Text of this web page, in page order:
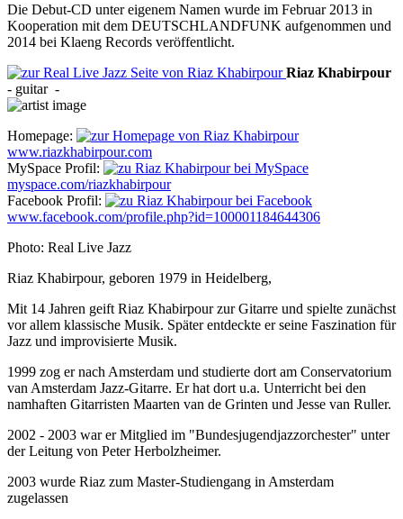
Die Debut-CD unter eigenem Namen wurde im Februar 2013 in
Kooperation mit dem DEUTSCHLANDFUNK aufgenommen und
2014 bei Klaeng Records veröffentlicht.
Riaz Khabirpour
- guitar -
Homepage:
www.riazkhabirpour.com
MySpace Profil:
myspace.com/riazkhabirpour
Facebook Profil:
www.facebook.com/profile.php?id=100001184644306
Photo: Real Live Jazz
Riaz Khabirpour, geboren 1979 in Heidelberg,
Mit 14 Jahren geift Riaz Khabirpour zur Gitarre und spielte zunächst
vor allem klassische Musik. Später entdeckte er seine Faszination für
Jazz und improvisierte Musik.
1999 zog er nach Amsterdam und studierte dort am Conservatorium
van Amsterdam Jazz-Gitarre. Er hat dort u.a. Unterricht bei den
namhaften Gitarristen Maarten van de Grinten und Jesse van Ruller.
2002 - 2003 war er Mitglied im "Bundesjugendjazzorchester" unter
der Leitung von Peter Herbolzheimer.
2003 wurde Riaz zum Master-Studiengang in Amsterdam
zugelassen